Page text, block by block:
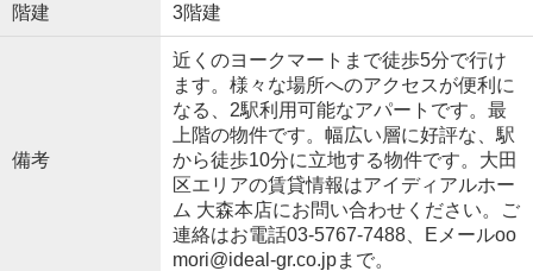
階建 3階建
備考
近くのヨークマートまで徒歩5分で行け
ます。様々な場所へのアクセスが便利に
なる、2駅利用可能なアパートです。最
上階の物件です。幅広い層に好評な、駅
から徒歩10分に立地する物件です。大田
区エリアの賃貸情報はアイディアルホー
ム 大森本店にお問い合わせください。ご
連絡はお電話03-5767-7488、Eメールoo
mori@ideal-gr.co.jpまで。